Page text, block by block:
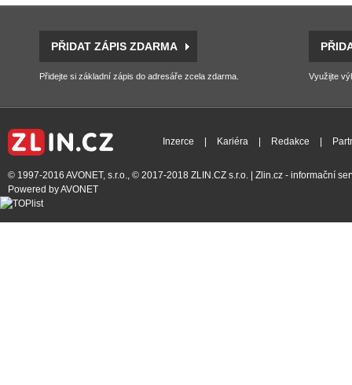
PŘIDAT ZÁPIS ZDARMA
Přidejte si základní zápis do adresáře zcela zdarma. Využijte
Inzerce Kariéra Redakce
© 1997-2016 AVONET, s.r.o., © 2017-2018 ZLIN.CZ s.r.o. | Zlin.cz - informační
Powered byAVONET